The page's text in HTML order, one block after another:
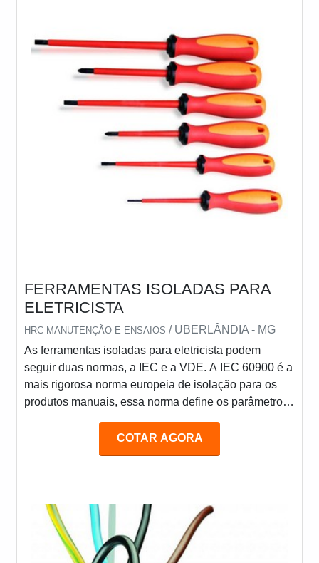
FERRAMENTAS ISOLADAS PARA
ELETRICISTA
HRC MANUTENÇÃO E ENSAIOS/ UBERLÂNDIA - MG
As ferramentas isoladas para eletricista podem
seguir duas normas, a IEC e a VDE. A IEC 60900 é a
mais rigorosa norma europeia de isolação para os
produtos manuais, essa norma define os parâmetros
serão submetidas para garantir uma utilização
segura ao usuário. Já o certificado VDE, é emitido
pelo Instituto Alemão de Testes e Certificações em
certificado VDE, as ferramentas além de cumprir tod
COTAR AGORA